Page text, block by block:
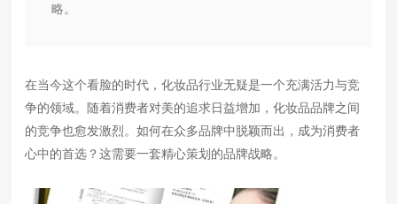
略。
在当今这个看脸的时代，化妆品行业无疑是一个充满活力与竞
争的领域。随着消费者对美的追求日益增加，化妆品品牌之间
的竞争也愈发激烈。如何在众多品牌中脱颖而出，成为消费者
心中的首选？这需要一套精心策划的品牌战略。